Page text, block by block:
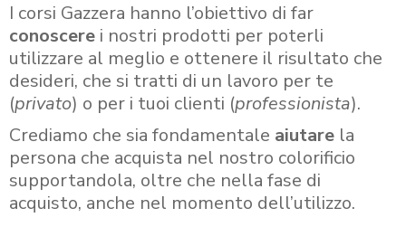
I corsi Gazzera hanno l’obiettivo di far
conoscere i nostri prodotti per poterli
utilizzare al meglio e ottenere il risultato che
desideri, che si tratti di un lavoro per te
(privato) o per i tuoi clienti (professionista).
Crediamo che sia fondamentale aiutare la
persona che acquista nel nostro colorificio
supportandola, oltre che nella fase di
acquisto, anche nel momento dell’utilizzo.